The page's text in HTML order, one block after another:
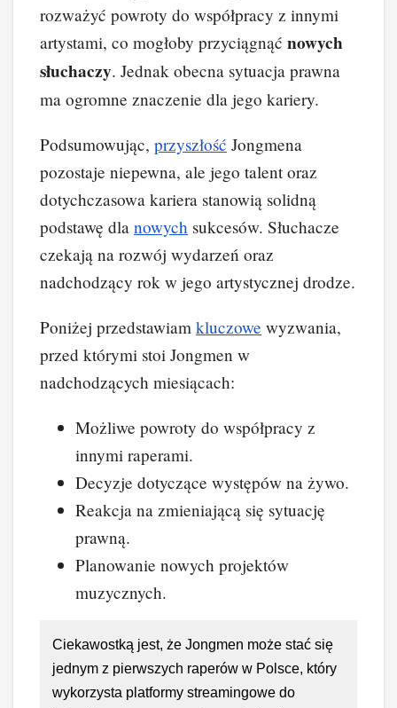
rozważyć powroty do współpracy z innymi
artystami, co mogłoby przyciągnąć nowych
słuchaczy. Jednak obecna sytuacja prawna
ma ogromne znaczenie dla jego kariery.
Podsumowując, przyszłość Jongmena
pozostaje niepewna, ale jego talent oraz
dotychczasowa kariera stanowią solidną
podstawę dla nowych sukcesów. Słuchacze
czekają na rozwój wydarzeń oraz
nadchodzący rok w jego artystycznej drodze.
Poniżej przedstawiam kluczowe wyzwania,
przed którymi stoi Jongmen w
nadchodzących miesiącach:
Możliwe powroty do współpracy z
innymi raperami.
Decyzje dotyczące występów na żywo.
Reakcja na zmieniającą się sytuację
prawną.
Planowanie nowych projektów
muzycznych.
Ciekawostką jest, że Jongmen może stać się
jednym z pierwszych raperów w Polsce, który
wykorzysta platformy streamingowe do